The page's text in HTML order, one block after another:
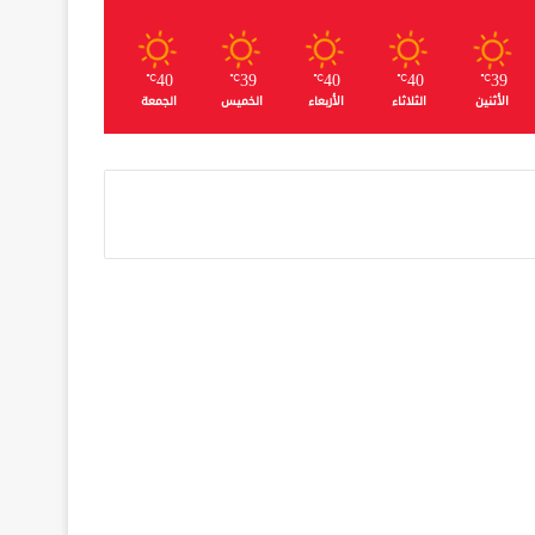
39
℃
الأثنين
40
℃
الثلاثاء
40
℃
الأربعاء
39
℃
الخميس
40
℃
الجمعة